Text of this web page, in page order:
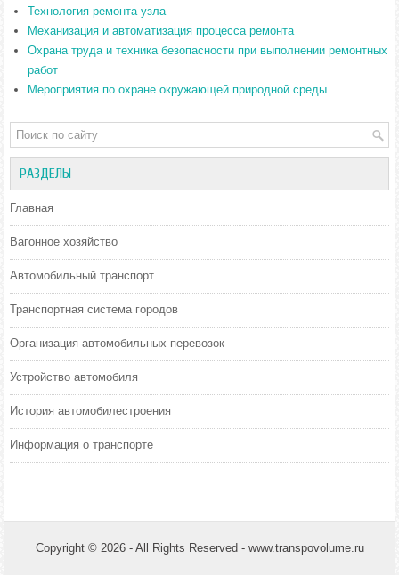
Технология ремонта узла
Механизация и автоматизация процесса ремонта
Охрана труда и техника безопасности при выполнении ремонтных
работ
Мероприятия по охране окружающей природной среды
РАЗДЕЛЫ
Главная
Вагонное хозяйство
Автомобильный транспорт
Транспортная система городов
Организация автомобильных перевозок
Устройство автомобиля
История автомобилестроения
Информация о транспорте
Copyright © 2026 - All Rights Reserved - www.transpovolume.ru